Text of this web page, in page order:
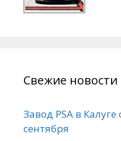
Свежие новости
Завод PSA в
сентября